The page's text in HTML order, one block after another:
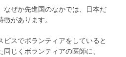
ぜか先進国のなかでは、日本だ
があります。
スでボランティアをしていると
じくボランティアの医師に、